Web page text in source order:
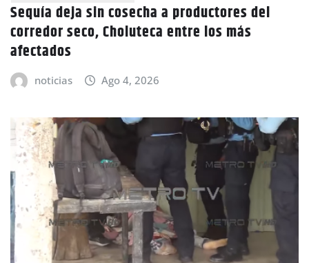
Sequía deja sin cosecha a productores del
corredor seco, Choluteca entre los más
afectados
noticias Ago 4, 2026